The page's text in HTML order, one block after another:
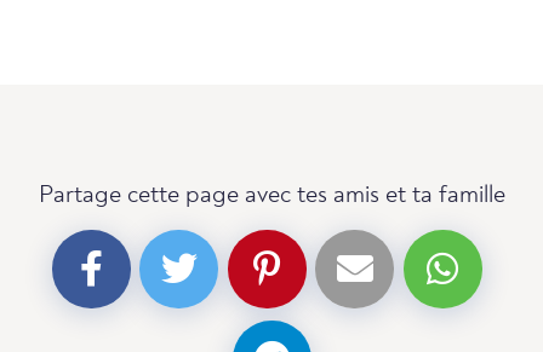
Partage cette page avec tes amis et ta famille